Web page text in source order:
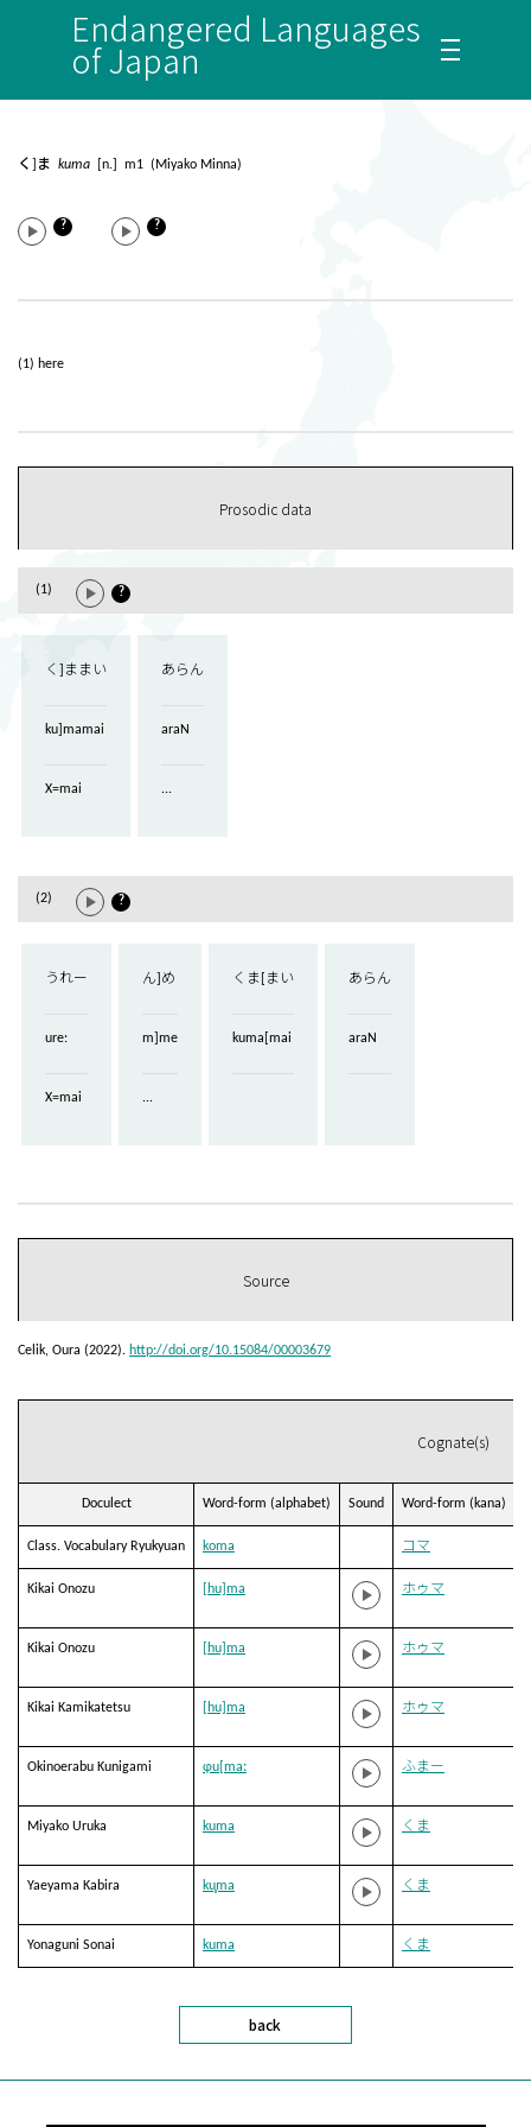
Endangered Languages
of Japan
く]ま kuma [n.] m1 (Miyako Minna)
? ?
(1) here
Prosodic data
(1) ?
く]ままい
ku]mamai
X=mai
あらん
araN
...
(2) ?
うれー
ure:
X=mai
ん]め
m]me
...
くま[まい
kuma[mai
あらん
araN
Source
Celik, Oura (2022). http://doi.org/10.15084/00003679
Cognate(s)
Doculect Word-form (alphabet) Sound Word-form (kana)
Class. Vocabulary Ryukyuan koma コマ
Kikai Onozu [hu]ma ホゥマ
Kikai Onozu [hu]ma ホゥマ
Kikai Kamikatetsu [hu]ma ホゥマ
Okinoerabu Kunigami ɸu[maː ふまー
Miyako Uruka kuma くま
Yaeyama Kabira ku̥ma くま
Yonaguni Sonai kuma くま
back